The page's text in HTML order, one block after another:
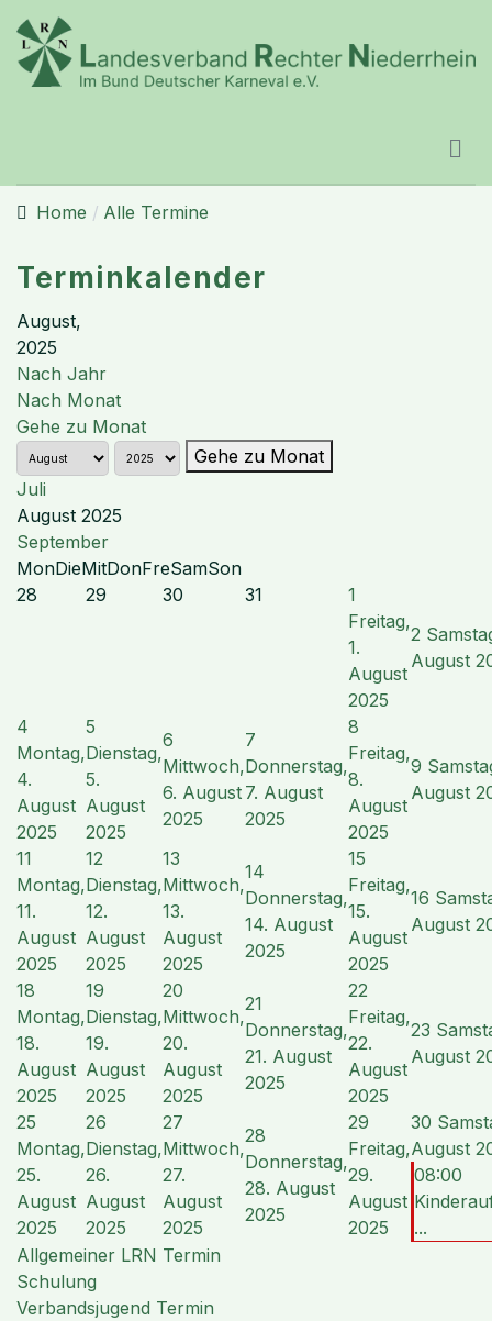
Home Alle Termine
Terminkalender
August,
2025
Nach Jahr
Nach Monat
Gehe zu Monat
Gehe zu Monat
Juli
August 2025
September
MonDieMitDonFreSamSon
28
29 30 31
1
Freitag,
1.
August
2025
2
August
4
Montag,
4.
August
2025
5
Dienstag,
5.
August
2025
6
Mittwoch,
6. August
2025
7
Donnerstag,
7. August
2025
8
Freitag,
8.
August
2025
9
August
11
Montag,
11.
August
2025
12
Dienstag,
12.
August
2025
13
Mittwoch,
13.
August
2025
14
Donnerstag,
14. August
2025
15
Freitag,
15.
August
2025
16
August
18
Montag,
18.
August
2025
19
Dienstag,
19.
August
2025
20
Mittwoch,
20.
August
2025
21
Donnerstag,
21. August
2025
22
Freitag,
22.
August
2025
23
August
25
Montag,
25.
August
2025
26
Dienstag,
26.
August
2025
27
Mittwoch,
27.
August
2025
28
Donnerstag,
28. August
2025
29
Freitag,
29.
August
2025
30
August
08:00
...
Allgemeiner LRN Termin
Schulung
Verbandsjugend Termin